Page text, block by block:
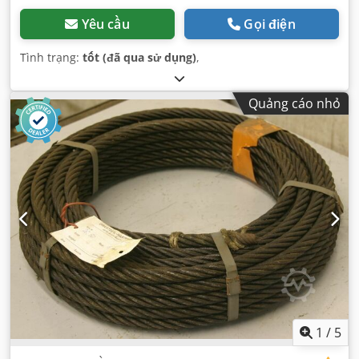
Yêu cầu Gọi điện
Tình trạng: tốt (đã qua sử dụng),
Quảng cáo nhỏ
1 / 5